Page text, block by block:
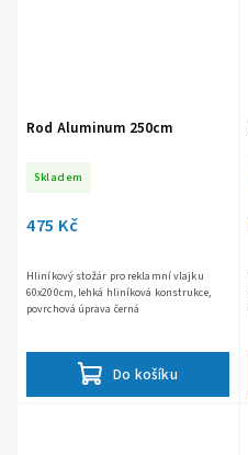
Rod Aluminum 250cm
Skladem
475 Kč
Do košíku
Hliníkový stožár pro reklamní vlajku
60x200cm, lehká hliníková konstrukce,
povrchová úprava černá